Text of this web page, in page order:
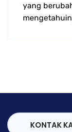
yang
KONTAK